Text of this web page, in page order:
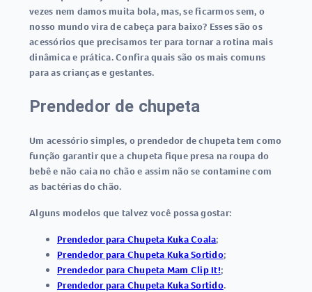
vezes nem damos muita bola, mas, se ficarmos sem, o
nosso mundo vira de cabeça para baixo? Esses são os
acessórios que precisamos ter para tornar a rotina mais
dinâmica e prática. Confira quais são os mais comuns
para as crianças e gestantes.
Prendedor de chupeta
Um acessório simples, o prendedor de chupeta tem como
função garantir que a chupeta fique presa na roupa do
bebê e não caia no chão e assim não se contamine com
as bactérias do chão.
Alguns modelos que talvez você possa gostar:
Prendedor para Chupeta Kuka Coala;
Prendedor para Chupeta Kuka Sortido;
Prendedor para Chupeta Mam Clip It!;
Prendedor para Chupeta Kuka Sortido.